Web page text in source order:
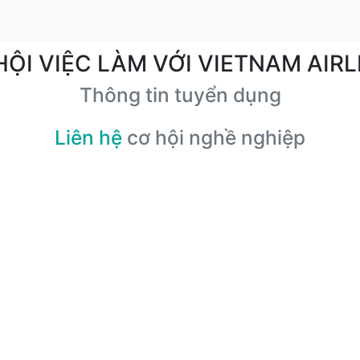
VIỆC LÀM VỚI VIETNAM
Thông tin tuyển dụng
Liên hệ cơ hội nghề nghiệp